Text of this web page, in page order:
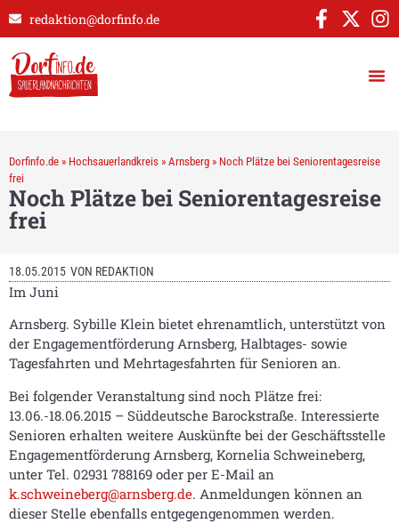
redaktion@dorfinfo.de
Dorfinfo.de » Hochsauerlandkreis » Arnsberg » Noch Plätze bei Seniorentagesreise
frei
Noch Plätze bei Seniorentagesreise
frei
18.05.2015 VON REDAKTION
Im Juni
Arnsberg. Sybille Klein bietet ehrenamtlich, unterstützt von
der Engagementförderung Arnsberg, Halbtages- sowie
Tagesfahrten und Mehrtagesfahrten für Senioren an.
Bei folgender Veranstaltung sind noch Plätze frei:
13.06.-18.06.2015 – Süddeutsche Barockstraße. Interessierte
Senioren erhalten weitere Auskünfte bei der Geschäftsstelle
Engagementförderung Arnsberg, Kornelia Schweineberg,
unter Tel. 02931 788169 oder per E-Mail an
k.schweineberg@arnsberg.de. Anmeldungen können an
dieser Stelle ebenfalls entgegengenommen werden.